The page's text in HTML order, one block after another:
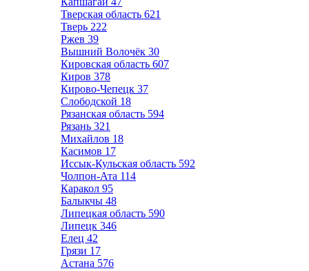
Тверская область 621
Тверь 222
Ржев 39
Вышний Волочёк 30
Кировская область 607
Киров 378
Кирово-Чепецк 37
Слободской 18
Рязанская область 594
Рязань 321
Михайлов 18
Касимов 17
Иссык-Кульская область 592
Чолпон-Ата 114
Каракол 95
Балыкчы 48
Липецкая область 590
Липецк 346
Елец 42
Грязи 17
Астана 576